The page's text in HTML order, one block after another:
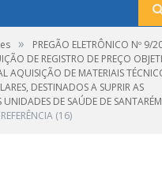
»
PREGÃO ELETRÔNICO Nº 9/
DE REGISTRO DE PREÇO
AQUISIÇÃO DE MATERIAIS
DESTINADOS A SUPRIR AS
UNIDADES DE SAÚDE DE
(16)